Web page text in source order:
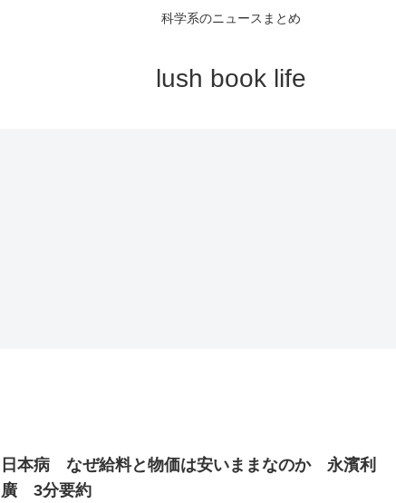
科学系のニュースまとめ
lush book life
日本病 なぜ給料と物価は安いままなのか 永濱利
廣 3分要約